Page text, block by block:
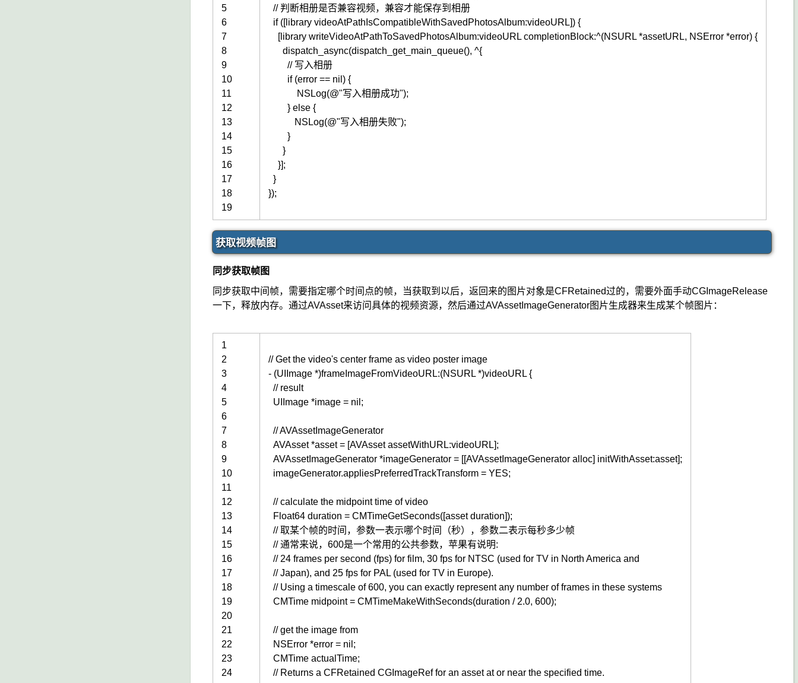
5
6
7
8
9
10
11
12
13
14
15
16
17
18
19
// 判断相册是否兼容视频，兼容才能保存到相册
if ([library videoAtPathIsCompatibleWithSavedPhotosAlbum:videoURL]) {
[library writeVideoAtPathToSavedPhotosAlbum:videoURL completionBlock:^(NSURL *assetURL, NSError *error) {
dispatch_async(dispatch_get_main_queue(), ^{
// 写入相册
if (error == nil ) {
NSLog(@"写入相册成功");
} else {
NSLog(@"写入相册失败");
}
}
}];
}
});
获取视频帧图
同步获取帧图
同步获取中间帧，需要指定哪个时间点的帧，当获取到以后，返回来的图片对象是CFRetained过的，需要外面手动CGImageRelease
一下，释放内存。通过AVAsset来访问具体的视频资源，然后通过AVAssetImageGenerator图片生成器来生成某个帧图片：
1
2
3
4
5
6
7
8
9
10
11
12
13
14
15
16
17
18
19
20
21
22
23
24
// Get the video's center frame as video poster image
- (UIImage *)frameImageFromVideoURL:(NSURL *)videoURL {
// result
UIImage *image = nil ;
// AVAssetImageGenerator
AVAsset *asset = [AVAssetassetWithURL:videoURL];
AVAssetImageGenerator *imageGenerator = [[AVAssetImageGenerator alloc] initWithAsset:asset];
imageGenerator.appliesPreferredTrackTransform = YES;
// calculate the midpoint time of video
Float64 duration = CMTimeGetSeconds([assetduration]);
// 取某个帧的时间，参数一表示哪个时间（秒），参数二表示每秒多少帧
// 通常来说，600是一个常用的公共参数，苹果有说明:
// 24 frames per second (fps) for film, 30 fps for NTSC (used for TV in North America and
// Japan), and 25 fps for PAL (used for TV in Europe).
// Using a timescale of 600, you can exactly represent any number of frames in these systems
CMTime midpoint = CMTimeMakeWithSeconds(duration / 2.0, 600);
// get the image from
NSError *error = nil ;
CMTime actualTime;
// Returns a CFRetained CGImageRef for an asset at or near the specified time.